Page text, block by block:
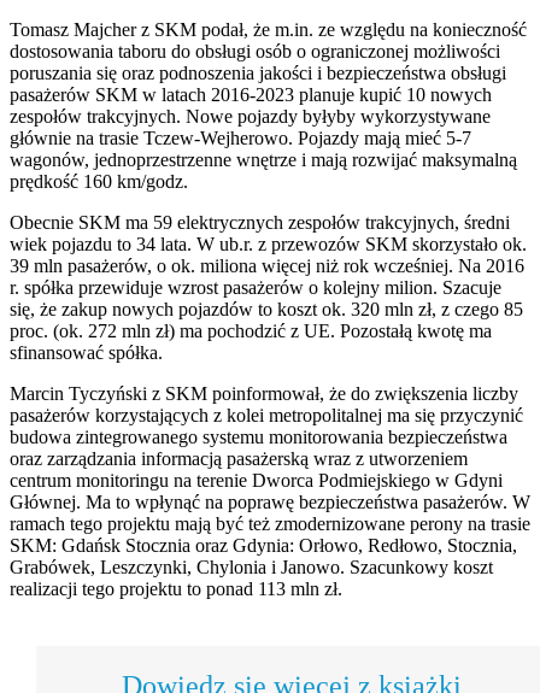
Tomasz Majcher z SKM podał, że m.in. ze względu na konieczność
dostosowania taboru do obsługi osób o ograniczonej możliwości
poruszania się oraz podnoszenia jakości i bezpieczeństwa obsługi
pasażerów SKM w latach 2016-2023 planuje kupić 10 nowych
zespołów trakcyjnych. Nowe pojazdy byłyby wykorzystywane
głównie na trasie Tczew-Wejherowo. Pojazdy mają mieć 5-7
wagonów, jednoprzestrzenne wnętrze i mają rozwijać maksymalną
prędkość 160 km/godz.
Obecnie SKM ma 59 elektrycznych zespołów trakcyjnych, średni
wiek pojazdu to 34 lata. W ub.r. z przewozów SKM skorzystało ok.
39 mln pasażerów, o ok. miliona więcej niż rok wcześniej. Na 2016
r. spółka przewiduje wzrost pasażerów o kolejny milion. Szacuje
się, że zakup nowych pojazdów to koszt ok. 320 mln zł, z czego 85
proc. (ok. 272 mln zł) ma pochodzić z UE. Pozostałą kwotę ma
sfinansować spółka.
Marcin Tyczyński z SKM poinformował, że do zwiększenia liczby
pasażerów korzystających z kolei metropolitalnej ma się przyczynić
budowa zintegrowanego systemu monitorowania bezpieczeństwa
oraz zarządzania informacją pasażerską wraz z utworzeniem
centrum monitoringu na terenie Dworca Podmiejskiego w Gdyni
Głównej. Ma to wpłynąć na poprawę bezpieczeństwa pasażerów. W
ramach tego projektu mają być też zmodernizowane perony na trasie
SKM: Gdańsk Stocznia oraz Gdynia: Orłowo, Redłowo, Stocznia,
Grabówek, Leszczynki, Chylonia i Janowo. Szacunkowy koszt
realizacji tego projektu to ponad 113 mln zł.
Dowiedz się więcej z książki